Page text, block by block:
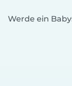
Werde ein